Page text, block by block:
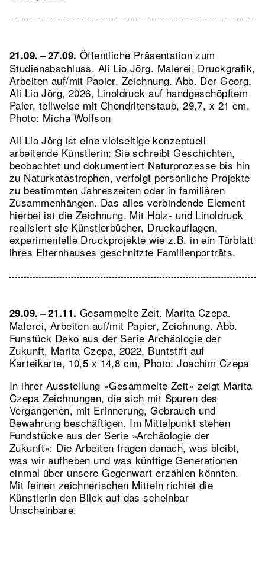
21.09. – 27.09. Öffentliche Präsentation zum
Studienabschluss. Ali Lio Jörg. Malerei, Druckgrafik,
Arbeiten auf/mit Papier, Zeichnung.Abb. Der Georg,
Ali Lio Jörg, 2026, Linoldruck auf handgeschöpftem
Paier, teilweise mit Chondritenstaub, 29,7, x 21 cm,
Photo: Micha Wolfson
Ali Lio Jörg ist eine vielseitige konzeptuell
arbeitende Künstlerin: Sie schreibt Geschichten,
beobachtet und dokumentiert Naturprozesse bis hin
zu Naturkatastrophen, verfolgt persönliche Projekte
zu bestimmten Jahreszeiten oder in familiären
Zusammenhängen. Das alles verbindende Element
hierbei ist die Zeichnung. Mit Holz- und Linoldruck
realisiert sie Künstlerbücher, Druckauflagen,
experimentelle Druckprojekte wie z.B. in ein Türblatt
ihres Elternhauses geschnitzte Familienporträts.
29.09. – 21.11. Gesammelte Zeit. Marita Czepa.
Malerei, Arbeiten auf/mit Papier, Zeichnung.Abb.
Funstück Deko aus der Serie Archäologie der
Zukunft, Marita Czepa, 2022, Buntstift auf
Karteikarte, 10,5 x 14,8 cm, Photo: Joachim Czepa
In ihrer Ausstellung »Gesammelte Zeit« zeigt Marita
Czepa Zeichnungen, die sich mit Spuren des
Vergangenen, mit Erinnerung, Gebrauch und
Bewahrung beschäftigen. Im Mittelpunkt stehen
Fundstücke aus der Serie »Archäologie der
Zukunft«: Die Arbeiten fragen danach, was bleibt,
was wir aufheben und was künftige Generationen
einmal über unsere Gegenwart erzählen könnten.
Mit feinen zeichnerischen Mitteln richtet die
Künstlerin den Blick auf das scheinbar
Unscheinbare.